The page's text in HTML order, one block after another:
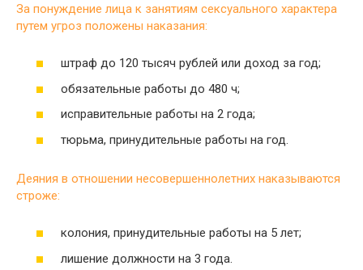
За понуждение лица к занятиям сексуального характера
путем угроз положены наказания:
штраф до 120 тысяч рублей или доход за год;
обязательные работы до 480 ч;
исправительные работы на 2 года;
тюрьма, принудительные работы на год.
Деяния в отношении несовершеннолетних наказываются
строже:
колония, принудительные работы на 5 лет;
лишение должности на 3 года.